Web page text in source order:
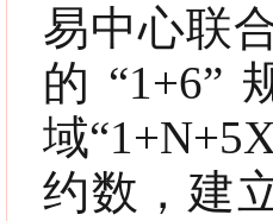
易中心联
的
域
约数，建